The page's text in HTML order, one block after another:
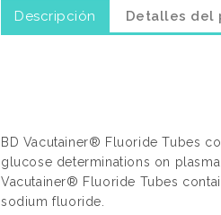
Descripción Detalles del
BD Vacutainer® Fluoride Tubes
glucose determinations on
Vacutainer® Fluoride Tubes
sodium fluoride.